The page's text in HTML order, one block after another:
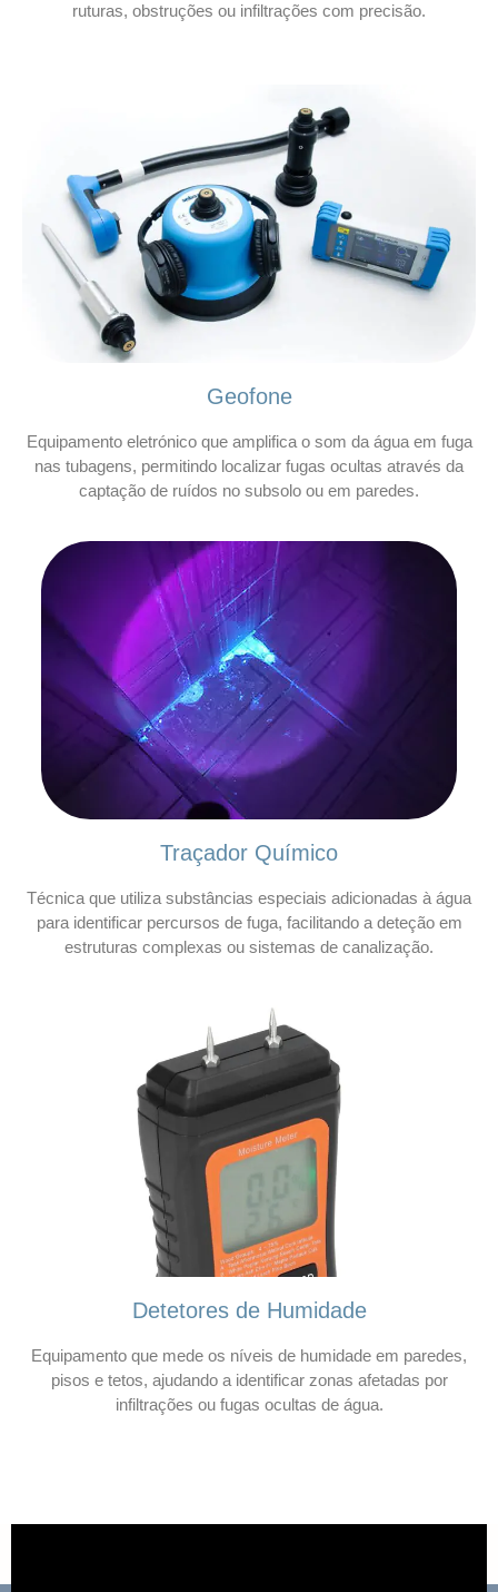
ruturas, obstruções ou infiltrações com precisão.
Geofone
Equipamento eletrónico que amplifica o som da água em fuga
nas tubagens, permitindo localizar fugas ocultas através da
captação de ruídos no subsolo ou em paredes.
Traçador Químico
Técnica que utiliza substâncias especiais adicionadas à água
para identificar percursos de fuga, facilitando a deteção em
estruturas complexas ou sistemas de canalização.
Detetores de Humidade
Equipamento que mede os níveis de humidade em paredes,
pisos e tetos, ajudando a identificar zonas afetadas por
infiltrações ou fugas ocultas de água.